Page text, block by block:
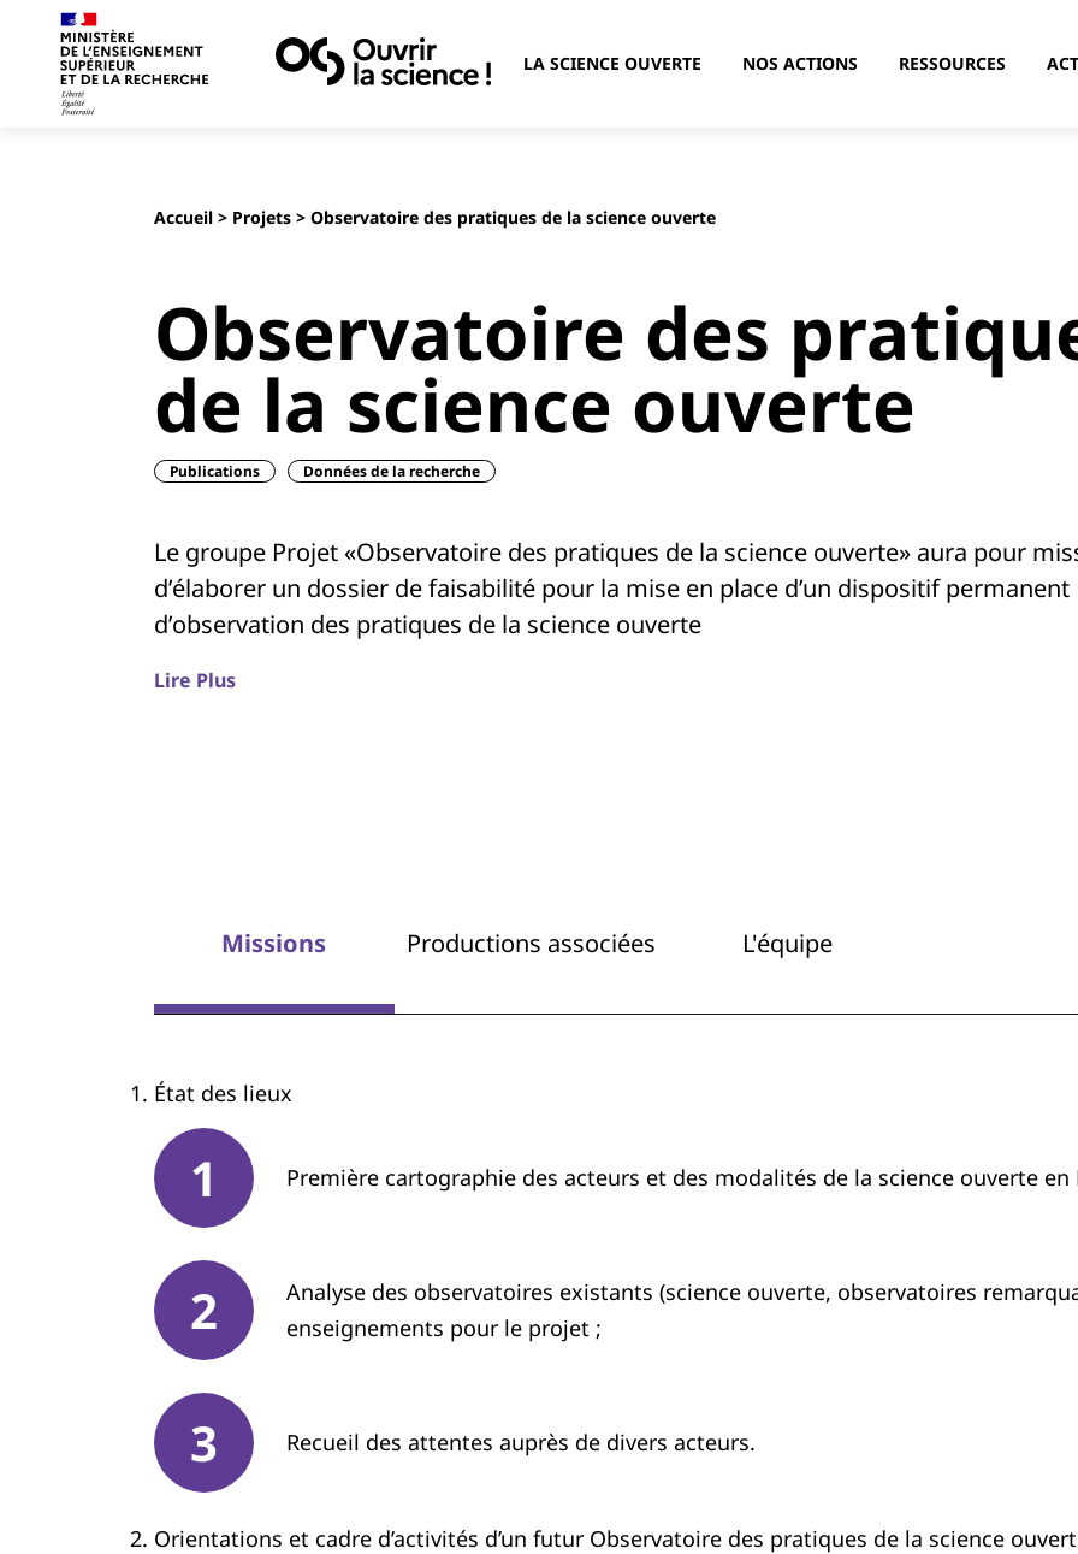
LA SCIENCE OUVERTE NOS ACTIONS RESSOURCES
Accueil> Projets> Observatoire des pratiques de la science ouverte
Observatoire des
de la science ouverte
Publications Données de la recherche
Le groupe Projet «Observatoire des pratiques de la science ouverte» aura pour
d’élaborer un dossier de faisabilité pour la mise en place d’un dispositif permanent
d’observation des pratiques de la science ouverte
Lire Plus
Missions Productions associées L'équipe
État des lieux
Première cartographie des acteurs et des modalités de la science ouverte en
Analyse des observatoires existants (science ouverte, observatoires
enseignements pour le projet ;
Recueil des attentes auprès de divers acteurs.
Orientations et cadre d’activités d’un futur Observatoire des pratiques de la science